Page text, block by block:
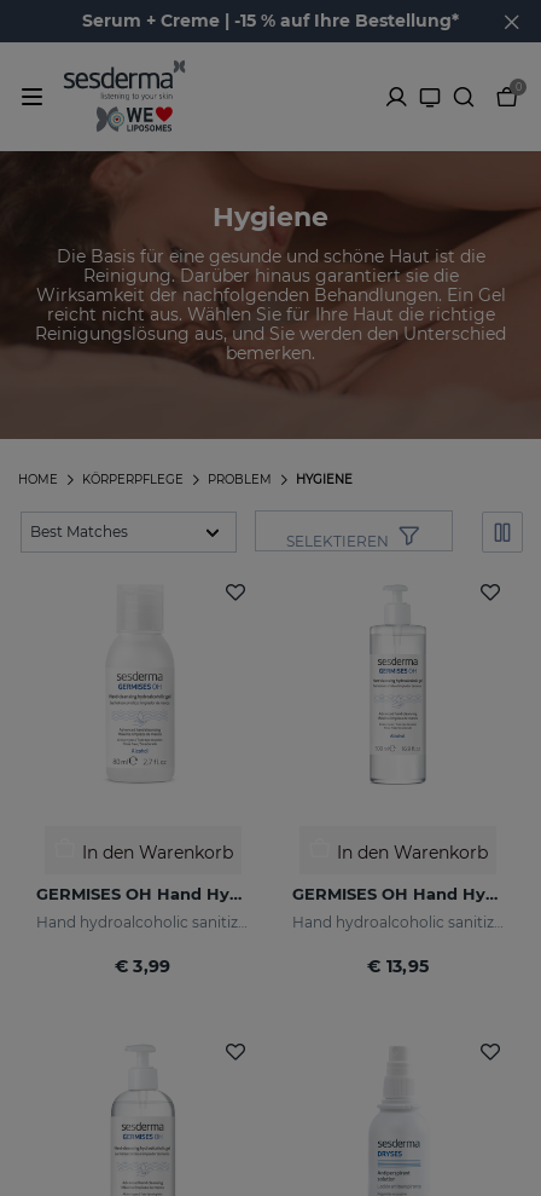
Serum + Creme | -15 % auf Ihre Bestellung*
0
Hygiene
Die Basis für eine gesunde und schöne Haut ist die
Reinigung. Darüber hinaus garantiert sie die
Wirksamkeit der nachfolgenden Behandlungen. Ein Gel
reicht nicht aus. Wählen Sie für Ihre Haut die richtige
Reinigungslösung aus, und Sie werden den Unterschied
bemerken.
HYGIENE
PROBLEM
KÖRPERPFLEGE
HOME
SELEKTIEREN
In den Warenkorb
GERMISES OH Hand Hydroalcoholic Gel 80ml
Hand hydroalcoholic sanitizing gel with alcohol
€ 3,99
In den Warenkorb
GERMISES OH Hand Hydroalcoholic Gel 500ml
Hand hydroalcoholic sanitizing gel alcohol
€ 13,95